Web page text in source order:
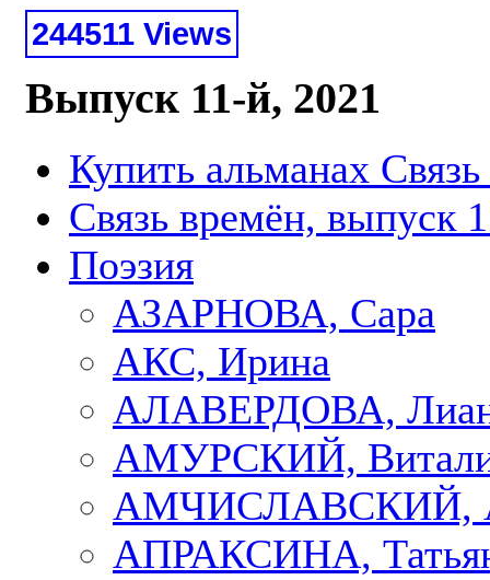
244511 Views
Выпуск 11-й, 2021
Купить альманах
Связь времён, выпуск
Поэзия
АЗАРНОВА, Сара
АКС, Ирина
АЛАВЕРДОВА,
АМУРСКИЙ,
АМЧИСЛАВСКИЙ,
АПРАКСИНА,